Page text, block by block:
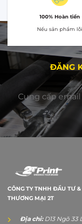
100% Hoàn tiền
Nếu sản phẩm lỗi
ĐĂNG
CÔNG TY TNHH ĐẦU TƯ &
THƯƠNG MẠI 2T
Địa chỉ:D13 Ngõ 33